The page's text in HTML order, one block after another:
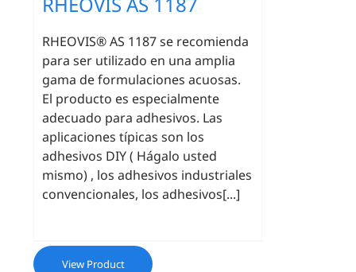
RHEOVIS® AS 1187 se recomienda
para ser utilizado en una amplia
gama de formulaciones acuosas.
El producto es especialmente
adecuado para adhesivos. Las
aplicaciones típicas son los
adhesivos DIY ( Hágalo usted
mismo) , los adhesivos industriales
convencionales, los adhesivos[...]
View Product